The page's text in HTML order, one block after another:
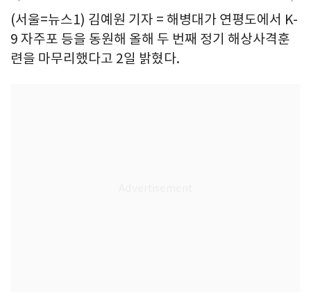
(서울=뉴스1) 김예원 기자 = 해병대가 연평도에서 K-
9 자주포 등을 동원해 올해 두 번째 정기 해상사격훈
련을 마무리했다고 2일 밝혔다.